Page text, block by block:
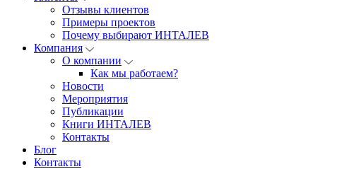
Отзывы клиентов
Примеры проектов
Почему выбирают ИНТАЛЕВ
Компания
О компании
Как мы работаем?
Новости
Мероприятия
Публикации
Книги ИНТАЛЕВ
Контакты
Блог
Контакты